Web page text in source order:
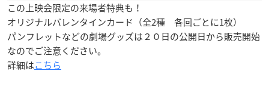
この上映会限定の来場者特典も！
オリジナルバレンタインカード （全2種 各回ごとに1枚）
パンフレットなどの劇場グッズは２０日の公開日から販売開始
なのでご注意ください。
詳細はこちら